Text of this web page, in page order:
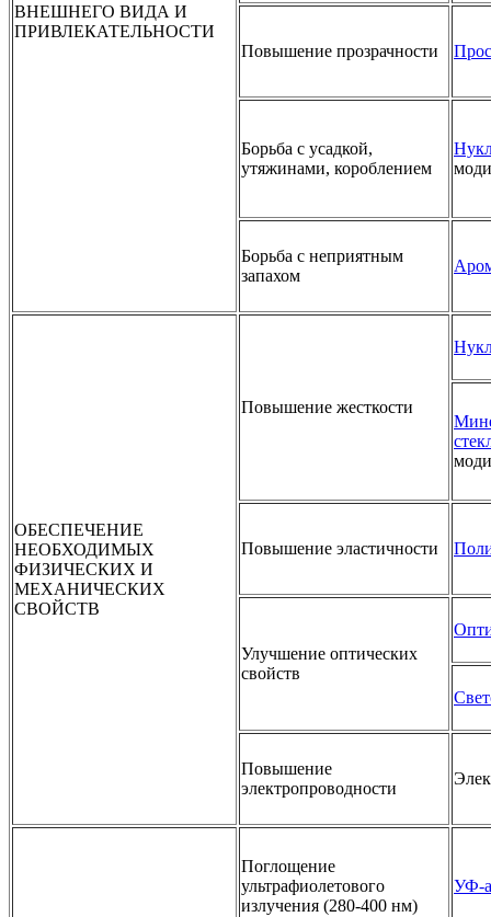
ВНЕШНЕГО ВИДА И
ПРИВЛЕКАТЕЛЬНОСТИ
Повышение прозрачности
Борьба с усадкой,
утяжинами, короблением
Борьба с неприятным
запахом
ОБЕСПЕЧЕНИЕ
НЕОБХОДИМЫХ
ФИЗИЧЕСКИХ И
МЕХАНИЧЕСКИХ
СВОЙСТВ
Повышение жесткости
Повышение эластичности
Улучшение оптических
свойств
Повышение
электропроводности
Поглощение
ультрафиолетового
УФ-